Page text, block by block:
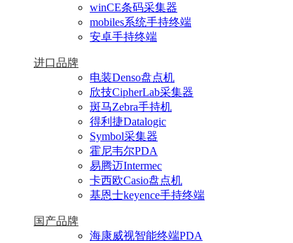
winCE条码采集器
mobiles系统手持终端
安卓手持终端
进口品牌
电装Denso盘点机
欣技CipherLab采集器
斑马Zebra手持机
得利捷Datalogic
Symbol采集器
霍尼韦尔PDA
易腾迈Intermec
卡西欧Casio盘点机
基恩士keyence手持终端
国产品牌
海康威视智能终端PDA